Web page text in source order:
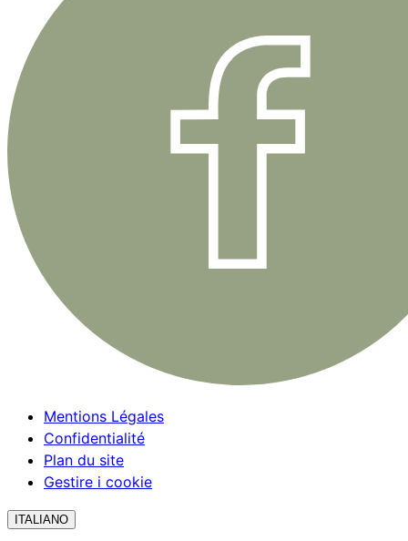
Mentions Légales
Confidentialité
Plan du site
Gestire i cookie
ITALIANO